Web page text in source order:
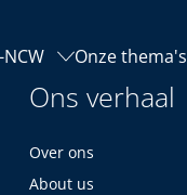
Onze thema's
Ons verhaal
Over ons
About us